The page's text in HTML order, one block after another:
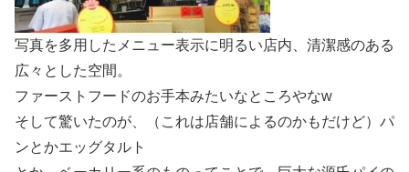
写真を多用したメニュー表示に明るい店内、清潔感のある
広々とした空間。
ファーストフードのお手本みたいなところやなw
そして驚いたのが、（これは店舗によるのかもだけど）パ
ンとかエッグタルト